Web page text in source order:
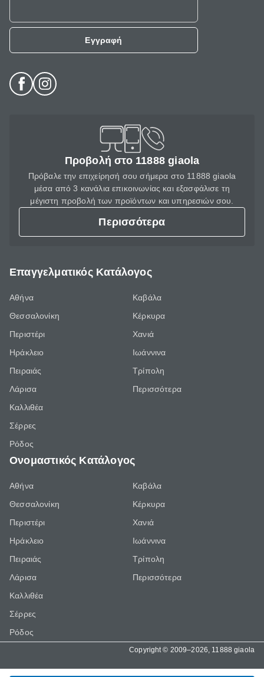
Εγγραφή
Προβολή στο 11888 giaola
Πρόβαλε την επιχείρησή σου σήμερα στο 11888 giaola
μέσα από 3 κανάλια επικοινωνίας και εξασφάλισε τη
μέγιστη προβολή των προϊόντων και υπηρεσιών σου.
Περισσότερα
Επαγγελματικός Κατάλογος
Αθήνα
Θεσσαλονίκη
Περιστέρι
Ηράκλειο
Πειραιάς
Λάρισα
Καλλιθέα
Σέρρες
Ρόδος
Καβάλα
Κέρκυρα
Χανιά
Ιωάννινα
Τρίπολη
Περισσότερα
Ονομαστικός Κατάλογος
Αθήνα
Θεσσαλονίκη
Περιστέρι
Ηράκλειο
Πειραιάς
Λάρισα
Καλλιθέα
Σέρρες
Ρόδος
Καβάλα
Κέρκυρα
Χανιά
Ιωάννινα
Τρίπολη
Περισσότερα
Copyright © 2009–2026, 11888 giaola